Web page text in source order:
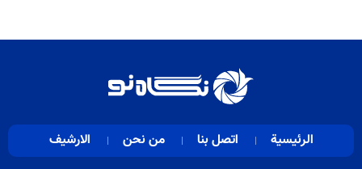
الرئيسية اتصل بنا من نحن الارشيف